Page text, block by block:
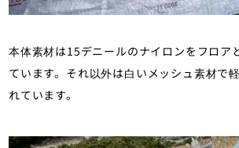
本体素材は15デニールのナイロンをフロア
ています。それ以外は白いメッシュ素材で
れています。